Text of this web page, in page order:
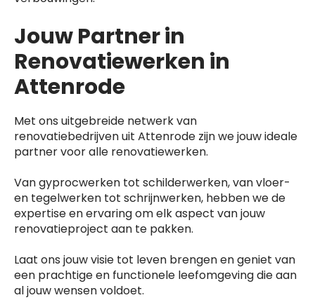
Jouw Partner in
Renovatiewerken in
Attenrode
Met ons uitgebreide netwerk van
renovatiebedrijven uit Attenrode zijn we jouw ideale
partner voor alle renovatiewerken.
Van gyprocwerken tot schilderwerken, van vloer-
en tegelwerken tot schrijnwerken, hebben we de
expertise en ervaring om elk aspect van jouw
renovatieproject aan te pakken.
Laat ons jouw visie tot leven brengen en geniet van
een prachtige en functionele leefomgeving die aan
al jouw wensen voldoet.